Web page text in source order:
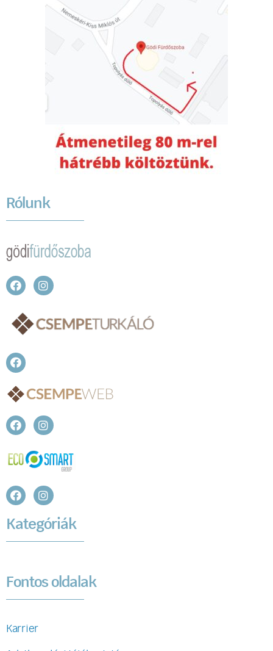
Rólunk
Kategóriák
Fontos oldalak
Karrier